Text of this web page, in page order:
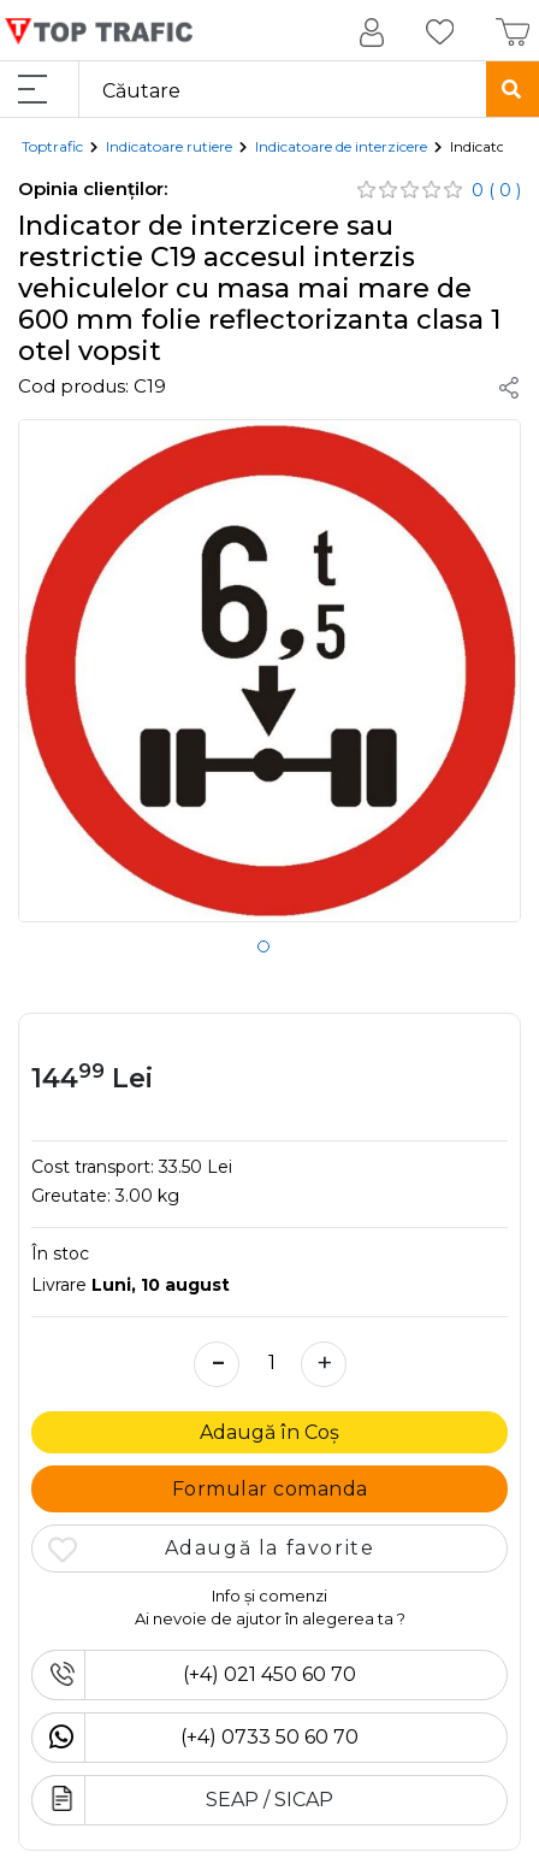
Toptrafic Indicatoare rutiere Indicatoare de interzicere Indicator de
Opinia clienților: 0 ( 0 )
Indicator de interzicere sau
restrictie C19 accesul interzis
vehiculelor cu masa mai mare de
600 mm folie reflectorizanta clasa 1
otel vopsit
Cod produs: C19
14499 Lei
Cost transport:33.50 Lei
Greutate:3.00 kg
În stoc
Livrare Luni, 10 august
- +
Adaugă în Coș
Formular comanda
Adaugă la favorite
Info și comenzi
Ai nevoie de ajutor în alegerea ta ?
(+4) 021 450 60 70
(+4) 0733 50 60 70
SEAP / SICAP